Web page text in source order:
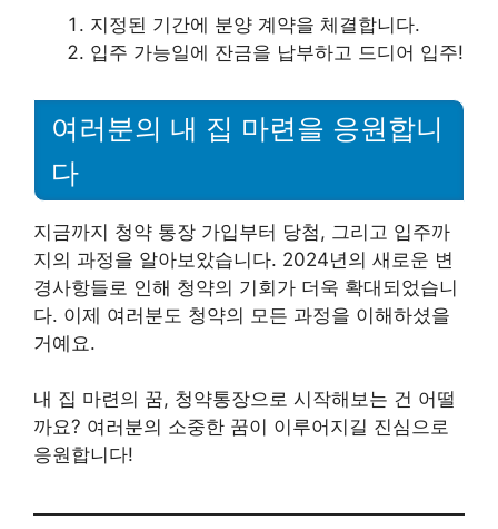
지정된 기간에 분양 계약을 체결합니다.
입주 가능일에 잔금을 납부하고 드디어 입주!
여러분의 내 집 마련을 응원합니
다
지금까지 청약 통장 가입부터 당첨, 그리고 입주까
지의 과정을 알아보았습니다. 2024년의 새로운 변
경사항들로 인해 청약의 기회가 더욱 확대되었습니
다. 이제 여러분도 청약의 모든 과정을 이해하셨을
거예요.
내 집 마련의 꿈, 청약통장으로 시작해보는 건 어떨
까요? 여러분의 소중한 꿈이 이루어지길 진심으로
응원합니다!